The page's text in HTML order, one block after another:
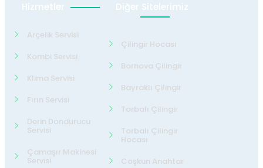
Hizmetler
Arçelik Servisi
Kombi Servisi
Klima Servisi
Fırın Servisi
Derin Dondurucu
Servisi
Çamaşır Makinesi
Servisi
Diğer Sitelerimiz
Çilingir Hocası
Bornova Çilingir
Bayraklı Çilingir
Torbalı Çilingir
Torbalı Çilingir
Hocası
Coşkun Anahtar